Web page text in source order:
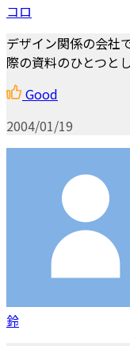
コロ
デザイン関係の会社
際の資料のひとつと
Good
2004/01/19
鈴